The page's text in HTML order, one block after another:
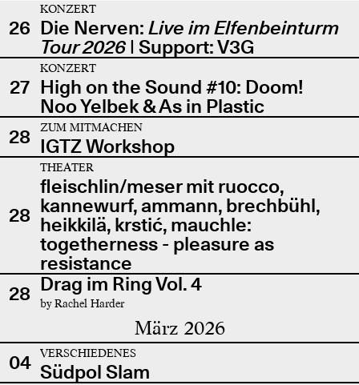
26
KONZERT
Die Nerven: Live im Elfenbeinturm
Tour 2026| Support: V3G
27
KONZERT
High on the Sound #10: Doom!
Noo Yelbek & As in Plastic
28
ZUM MITMACHEN
IGTZ Workshop
28
THEATER
fleischlin/meser mit ruocco,
kannewurf, ammann, brechbühl,
heikkilä, krstić, mauchle:
togetherness - pleasure as
resistance
28 Drag im Ring Vol. 4
by Rachel Harder
März 2026
04 VERSCHIEDENES
Südpol Slam